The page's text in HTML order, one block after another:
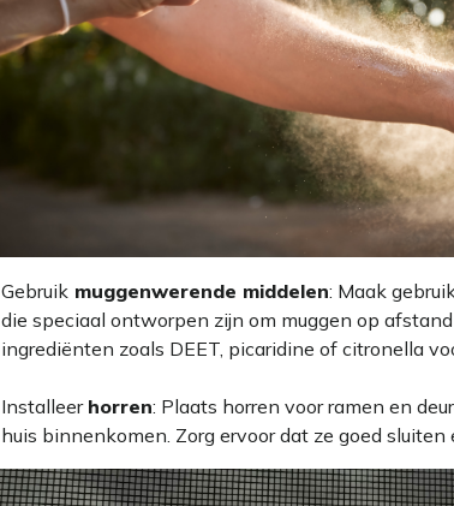
Gebruik muggenwerende middelen: Maak
die speciaal ontworpen zijn om muggen op
ingrediënten zoals DEET, picaridine of citronella
Installeer horren: Plaats horren voor ramen en
huis binnenkomen. Zorg ervoor dat ze goed